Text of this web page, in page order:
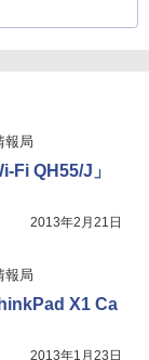
報局
Fi QH55/J」
2013年2月21日
報局
X1 Ca
2013年1月23日